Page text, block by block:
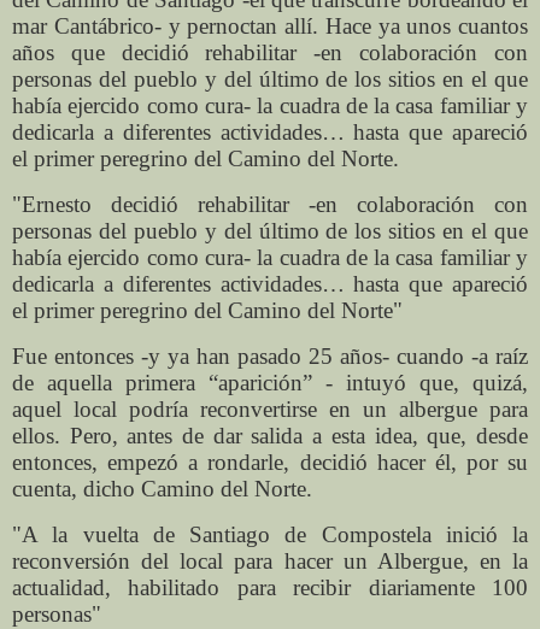
mar Cantábrico- y pernoctan allí. Hace ya unos cuantos
años que decidió rehabilitar -en colaboración con
personas del pueblo y del último de los sitios en el que
había ejercido como cura- la cuadra de la casa familiar y
dedicarla a diferentes actividades… hasta que apareció
el primer peregrino del Camino del Norte.
"Ernesto decidió rehabilitar -en colaboración con
personas del pueblo y del último de los sitios en el que
había ejercido como cura- la cuadra de la casa familiar y
dedicarla a diferentes actividades… hasta que apareció
el primer peregrino del Camino del Norte"
Fue entonces -y ya han pasado 25 años- cuando -a raíz
de aquella primera “aparición” - intuyó que, quizá,
aquel local podría reconvertirse en un albergue para
ellos. Pero, antes de dar salida a esta idea, que, desde
entonces, empezó a rondarle, decidió hacer él, por su
cuenta, dicho Camino del Norte.
"A la vuelta de Santiago de Compostela inició la
reconversión del local para hacer un Albergue, en la
actualidad, habilitado para recibir diariamente 100
personas"